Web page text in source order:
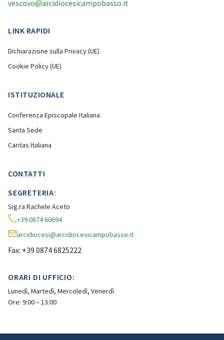
vescovo@arcidiocesicampobasso.it
LINK RAPIDI
Dichiarazione sulla Privacy (UE)
Cookie Policy (UE)
ISTITUZIONALE
Conferenza Episcopale Italiana
Santa Sede
Caritas Italiana
CONTATTI
SEGRETERIA:
Sig.ra Rachele Aceto
+39 0874 60694
arcidiocesi@arcidiocesicampobasso.it
Fax: +39 0874 6825222
ORARI DI UFFICIO:
Lunedì, Martedì, Mercoledì, Venerdì
Ore: 9:00 – 13:00